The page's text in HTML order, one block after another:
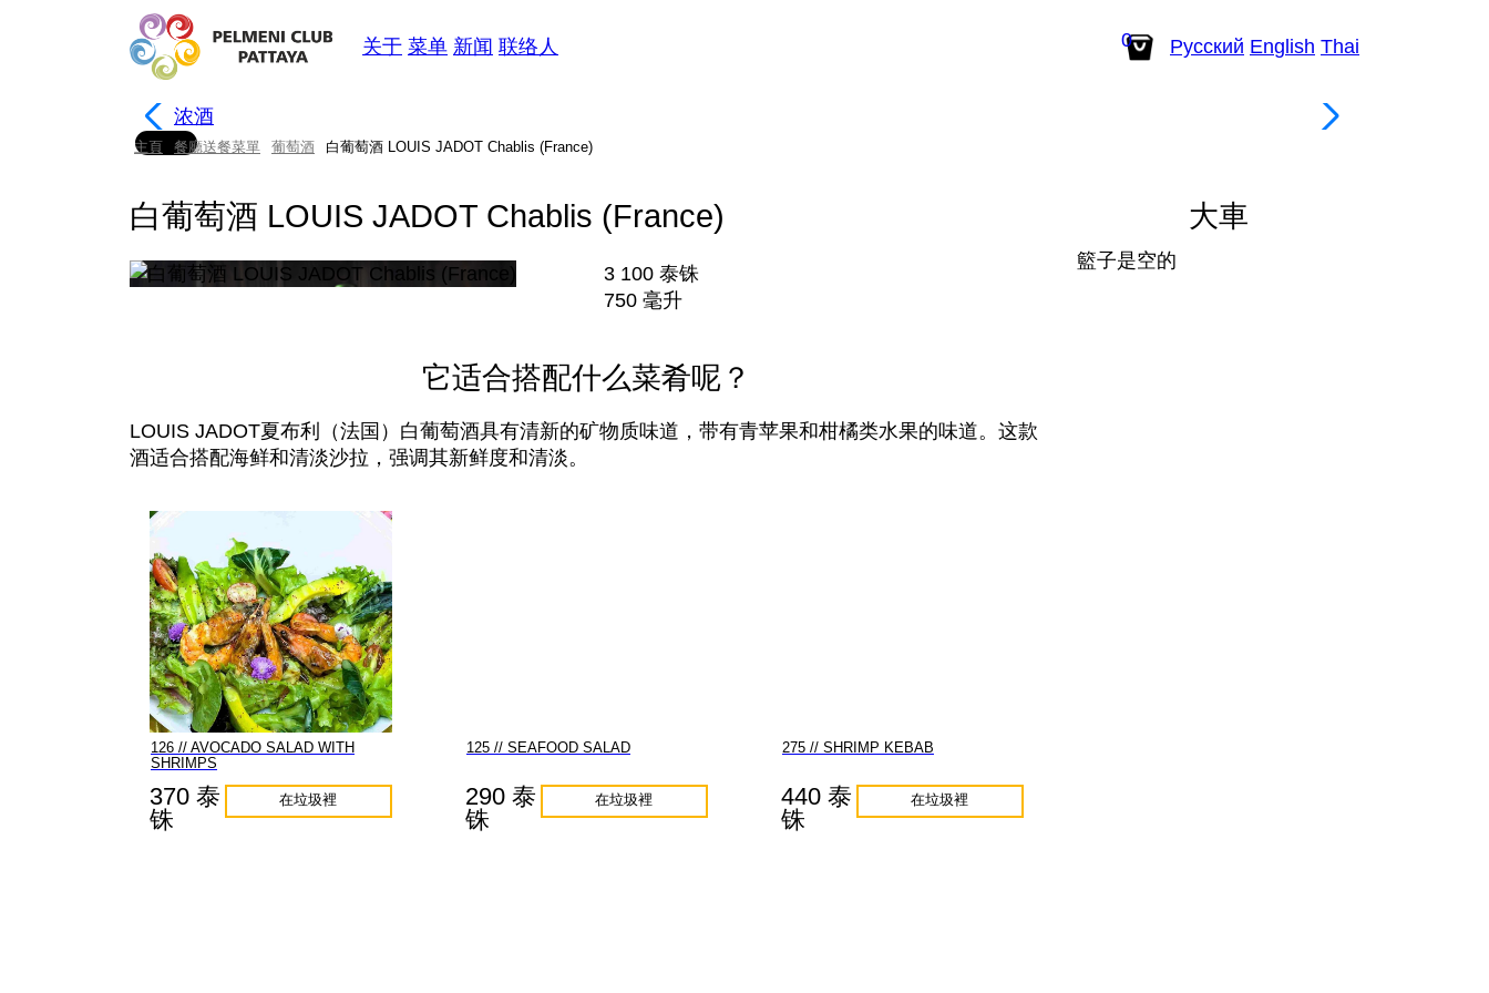
关于 菜单 新闻 联络人 0 Русский English Thai
浓酒
主頁 餐廳送餐菜單 葡萄酒 白葡萄酒 LOUIS JADOT Chablis (France)
白葡萄酒 LOUIS JADOT Chablis (France)
3 100 泰铢
750 毫升
它适合搭配什么菜肴呢？
LOUIS JADOT夏布利（法国）白葡萄酒具有清新的矿物质味道，带有青苹果和柑橘类水果的味道。这款
酒适合搭配海鲜和清淡沙拉，强调其新鲜度和清淡。
126 // AVOCADO SALAD WITH
SHRIMPS
370 泰
铢
在垃圾裡
125 // SEAFOOD SALAD
290 泰
铢
在垃圾裡
275 // SHRIMP KEBAB
440 泰
铢
在垃圾裡
大車
籃子是空的